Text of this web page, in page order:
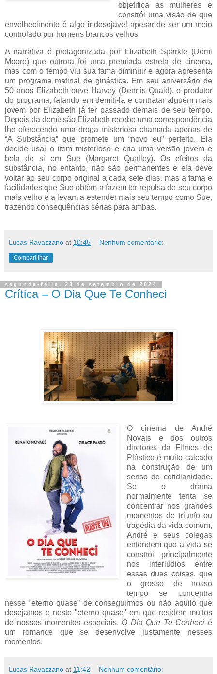
objetifica as mulheres e
constrói uma visão de que
envelhecimento é algo indesejável apesar de ser um meio
controlado por homens brancos velhos.
A narrativa é protagonizada por Elizabeth Sparkle (Demi
Moore) que outrora foi uma premiada estrela de cinema,
mas com o tempo viu sua fama diminuir e agora apresenta
um programa matinal de ginástica. Em seu aniversário de
50 anos Elizabeth ouve Harvey (Dennis Quaid), o produtor
do programa, falando em demiti-la e contratar alguém mais
jovem por Elizabeth já ter passado demais de seu tempo.
Depois da demissão Elizabeth recebe uma correspondência
lhe oferecendo uma droga misteriosa chamada apenas de
“A Substância” que promete um “novo eu” perfeito. Ela
decide usar o item misterioso e cria uma versão jovem e
bela de si em Sue (Margaret Qualley). Os efeitos da
substância, no entanto, não são permanentes e ela deve
voltar ao seu corpo original a cada sete dias, mas a fama e
facilidades que Sue obtém a fazem ter repulsa de seu corpo
mais velho e a levam a estender mais seu tempo como Sue,
trazendo consequências sérias para ambas.
Lucas Ravazzano at 10:45 Nenhum comentário:
Compartilhar
segunda-feira, 23 de setembro de 2024
Crítica – O Dia Que Te Conheci
O cinema de André
Novais e dos outros
diretores da Filmes de
Plástico é muito calcado
na construção de um
senso de cotidianidade.
Se o drama
normalmente tenta se
concentrar nos grandes
momentos de triunfo ou
tragédia da vida comum,
André e seus colegas
entendem que a vida se
constrói principalmente
nos interlúdios entre
essas duas coisas, que
o grosso de nosso
tempo se concentra
nesse “eterno quase” de conseguirmos ou não aquilo que
desejamos e neste "eterno quase" em que residem muitos
de nossos momentos especiais. O Dia Que Te Conhecié
um romance que se desenvolve justamente nesses
momentos.
Lucas Ravazzano at 11:42 Nenhum comentário: